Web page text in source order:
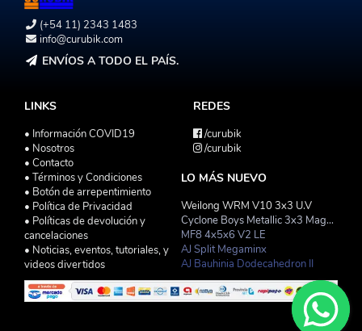
(+54 11) 2343 1483
info@curubik.com
ENVÍOS A TODO EL PAÍS.
LINKS
• Información COVID19
• Nosotros
• Contacto
• Términos y Condiciones
• Botón de arrepentimiento
• Política de Privacidad
• Políticas de devolución y
cancelaciones
• Noticias, eventos, tutoriales, y
videos divertidos
REDES
/curubik
/curubik
LO MÁS NUEVO
Weilong WRM V10 3x3 U.V
Cyclone Boys Metallic 3x3 Magnetico Macaron
MF8 4x5x6 V2 LE
AJ Split Megaminx
AJ Bauhinia Dodecahedron II